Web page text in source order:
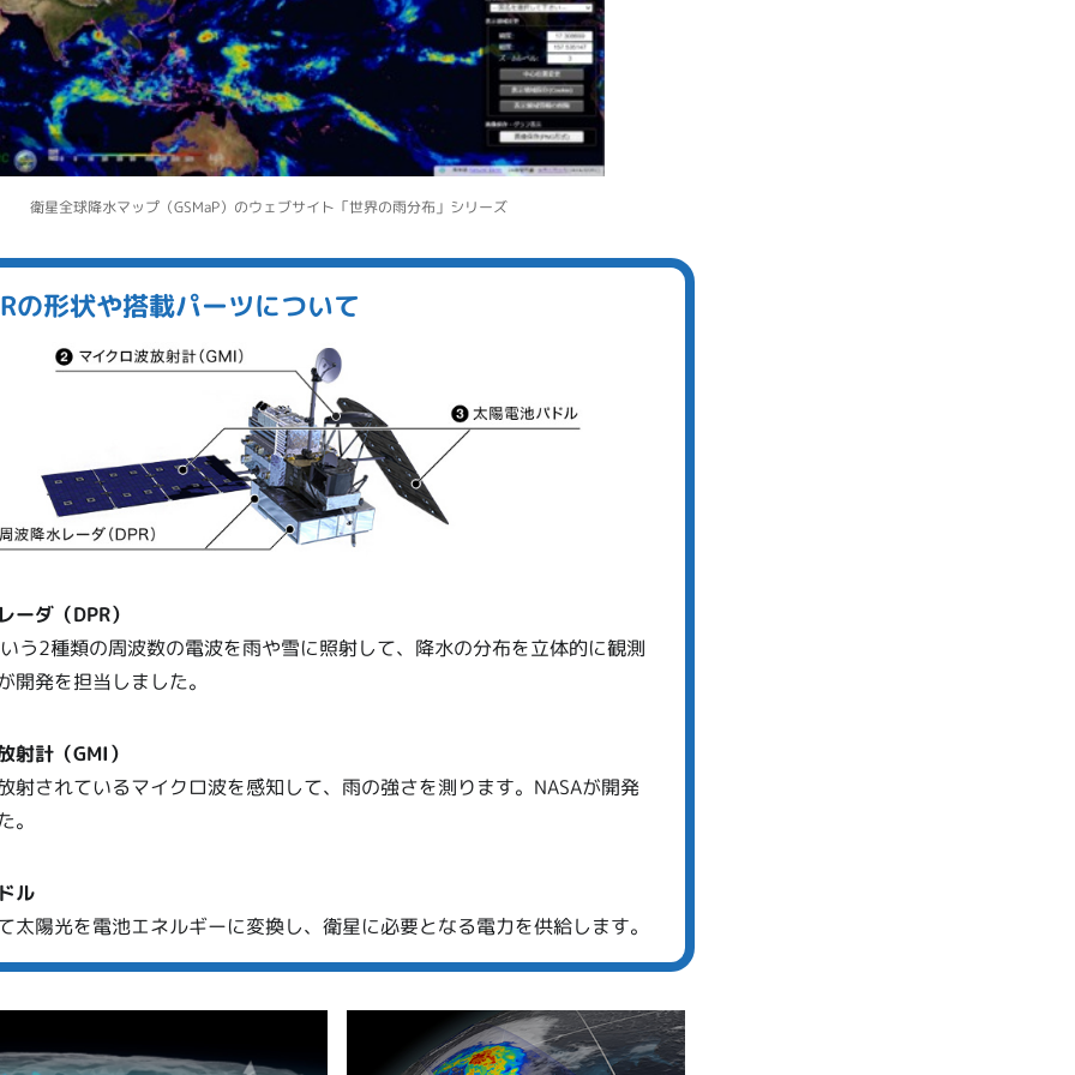
衛星全球降水マップ（GSMaP）のウェブサイト「世界の雨分布」シリーズ
の形状や搭載パーツについて
ダ（DPR）
う2種類の周波数の電波を雨や雪に照射して、降水の分布を立体的に観測
開発を担当しました。
射計（GMI）
射されているマイクロ波を感知して、雨の強さを測ります。NASAが開発
。
ル
太陽光を電池エネルギーに変換し、衛星に必要となる電力を供給します。